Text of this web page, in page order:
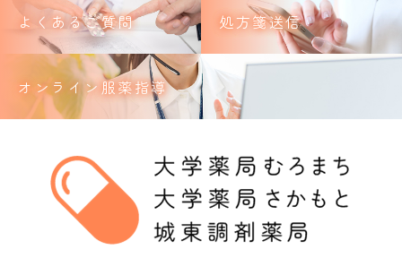
よくあるご質問 処方箋送信
オンライン服薬指導